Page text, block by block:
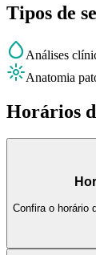
Tipos de
Análises
Anatomia
Horários
Confira o horário